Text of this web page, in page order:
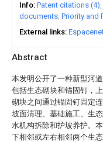
Abstract
本发明公开了一种新型河
包括生态砌块和锚固钉，
砌块之间通过锚固钉固定
坡面清理、基础施工、生
水机构拆除和护坡养护。
下相邻或左右相邻两个生
Info Patent citations (4)
documents Priority and
External links